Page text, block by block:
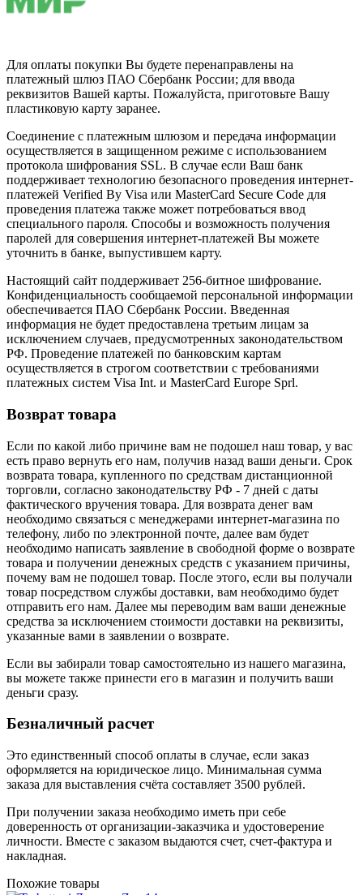
Для оплаты покупки Вы будете перенаправлены на
платежный шлюз ПАО Сбербанк России; для ввода
реквизитов Вашей карты. Пожалуйста, приготовьте Вашу
пластиковую карту заранее.
Соединение с платежным шлюзом и передача информации
осуществляется в защищенном режиме с использованием
протокола шифрования SSL. В случае если Ваш банк
поддерживает технологию безопасного проведения интернет-
платежей Verified By Visa или MasterCard Secure Code для
проведения платежа также может потребоваться ввод
специального пароля. Способы и возможность получения
паролей для совершения интернет-платежей Вы можете
уточнить в банке, выпустившем карту.
Настоящий сайт поддерживает 256-битное шифрование.
Конфиденциальность сообщаемой персональной информации
обеспечивается ПАО Сбербанк России. Введенная
информация не будет предоставлена третьим лицам за
исключением случаев, предусмотренных законодательством
РФ. Проведение платежей по банковским картам
осуществляется в строгом соответствии с требованиями
платежных систем Visa Int. и MasterCard Europe Sprl.
Возврат товара
Если по какой либо причине вам не подошел наш товар, у вас
есть право вернуть его нам, получив назад ваши деньги. Срок
возврата товара, купленного по средствам дистанционной
торговли, согласно законодательству РФ - 7 дней с даты
фактического вручения товара. Для возврата денег вам
необходимо связаться с менеджерами интернет-магазина по
телефону, либо по электронной почте, далее вам будет
необходимо написать заявление в свободной форме о возврате
товара и получении денежных средств с указанием причины,
почему вам не подошел товар. После этого, если вы получали
товар посредством службы доставки, вам необходимо будет
отправить его нам. Далее мы переводим вам ваши денежные
средства за исключением стоимости доставки на реквизиты,
указанные вами в заявлении о возврате.
Если вы забирали товар самостоятельно из нашего магазина,
вы можете также принести его в магазин и получить ваши
деньги сразу.
Безналичный расчет
Это единственный способ оплаты в случае, если заказ
оформляется на юридическое лицо. Минимальная сумма
заказа для выставления счёта составляет 3500 рублей.
При получении заказа необходимо иметь при себе
доверенность от организации-заказчика и удостоверение
личности. Вместе с заказом выдаются счет, счет-фактура и
накладная.
Похожие товары